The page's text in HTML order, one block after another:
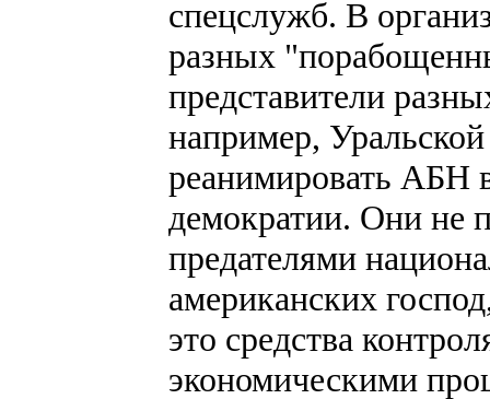
спецслужб. В
разных
представители
например,
реанимировать АБН
демократии. Они не
предателями
американских
это средства
экономическими